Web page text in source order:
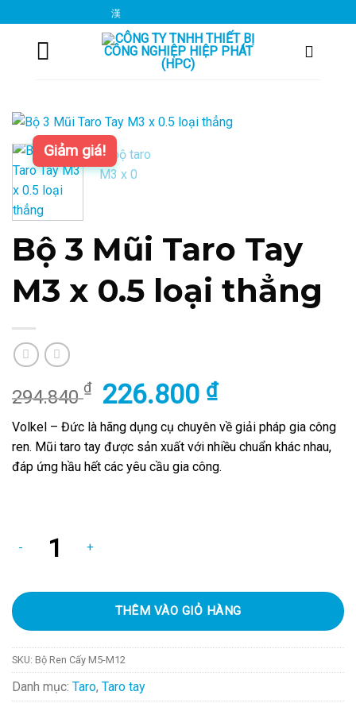
đến
info@hiepphat.com.vn
Giảm giá!
Bộ 3 Mũi Taro Tay
M3 x 0.5 loại thẳng
294.840₫
Giá
gốc
là:
294.840 ₫.
226.800 ₫Giá
tại
là:
226.800 ₫.
Volkel – Đức là hãng dụng cụ chuyên về giải pháp gia công
ren. Mũi taro tay được sản xuất với nhiều chuẩn khác nhau,
đáp ứng hầu hết các yêu cầu gia công.
THÊM VÀO GIỎ HÀNG
SKU: Bộ Ren Cấy M5-M12
Danh mục: Taro, Taro tay